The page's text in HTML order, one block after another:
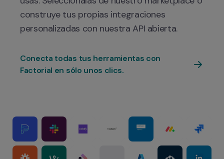
construye tus propias integraciones
personalizadas con nuestra API abierta.
Conecta todas tus herramientas con
Factorial en sólo unos clics.